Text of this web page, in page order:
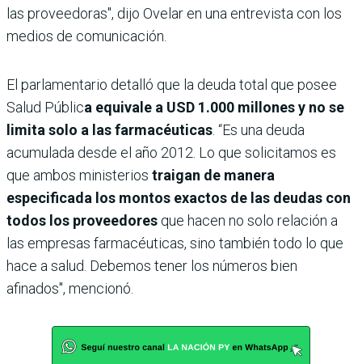
las proveedoras", dijo Ovelar en una entrevista con los
medios de comunicación.
El parlamentario detalló que la deuda total que posee
Salud Pública equivale a USD 1.000 millones y no se
limita solo a las farmacéuticas . “Es una deuda
acumulada desde el año 2012. Lo que solicitamos es
que ambos ministerios traigan de manera
especificada los montos exactos de las deudas con
todos los proveedores que hacen no solo relación a
las empresas farmacéuticas, sino también todo lo que
hace a salud. Debemos tener los números bien
afinados", mencionó.